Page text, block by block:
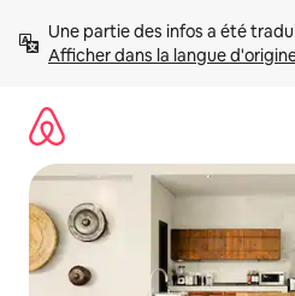
directement
Afficher dans la langue